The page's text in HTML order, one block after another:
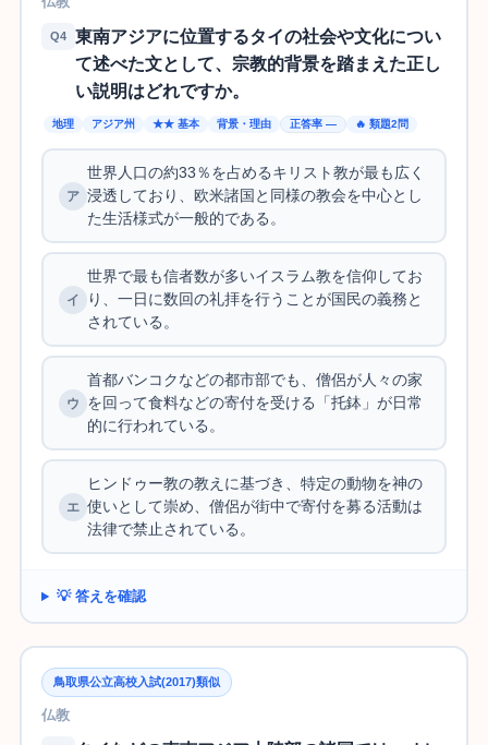
Q4
東南アジアに位置するタイの社会や文化につい
て述べた文として、宗教的背景を踏まえた正し
い説明はどれですか。
地理 アジア州 ★★ 基本 背景・理由 正答率 — 🔥 類題2問
世界人口の約33％を占めるキリスト教が最も広く
浸透しており、欧米諸国と同様の教会を中心とし
た生活様式が一般的である。
世界で最も信者数が多いイスラム教を信仰してお
り、一日に数回の礼拝を行うことが国民の義務と
されている。
首都バンコクなどの都市部でも、僧侶が人々の家
を回って食料などの寄付を受ける「托鉢」が日常
的に行われている。
ヒンドゥー教の教えに基づき、特定の動物を神の
使いとして崇め、僧侶が街中で寄付を募る活動は
法律で禁止されている。
💡 答えを確認
鳥取県公立高校入試(2017)類似
仏教